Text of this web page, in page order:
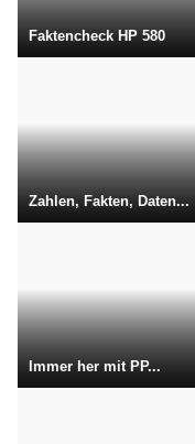
Faktencheck HP 580
Zahlen, Fakten, Daten...
Immer her mit PP...